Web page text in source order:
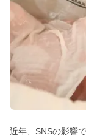
近年、SNSの影響